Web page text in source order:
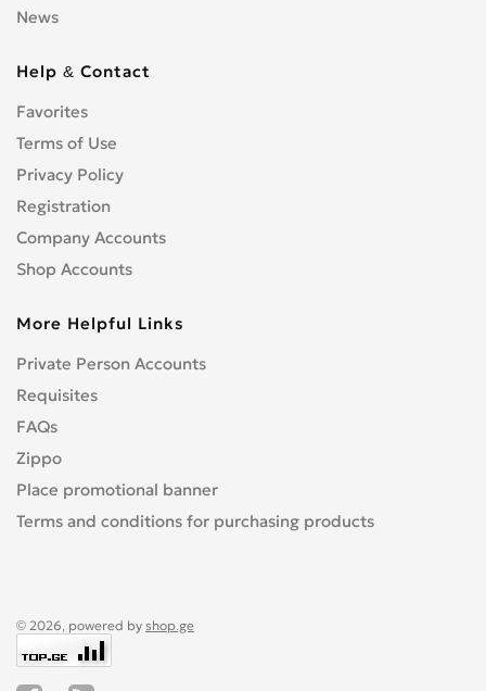
News
Help & Contact
Favorites
Terms of Use
Privacy Policy
Registration
Company Accounts
Shop Accounts
More Helpful Links
Private Person Accounts
Requisites
FAQs
Zippo
Place promotional banner
Terms and conditions for purchasing products
© 2026, powered by shop.ge